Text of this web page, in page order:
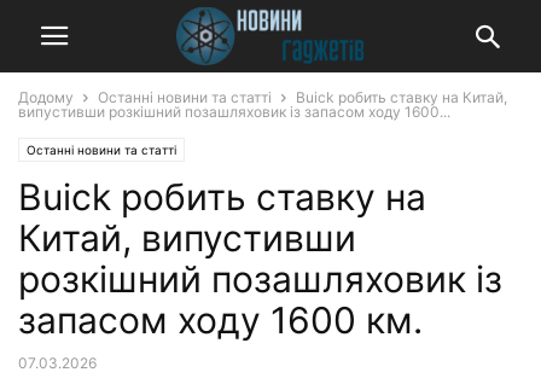
Додому Останні новини та статті
Buick робить ставку на Китай,
випустивши розкішний позашляховик із запасом ходу 1600...
Останні новини та статті
Buick робить ставку на
Китай, випустивши
розкішний позашляховик із
запасом ходу 1600 км.
07.03.2026